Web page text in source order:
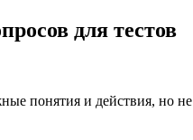
для тестов
понятия и действия, но не